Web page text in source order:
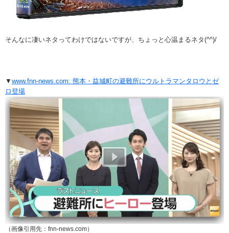
そんなに凄いネタってわけではないですが、ちょっと心温まるネタ(^^)/
▼ www.fnn-news.com: 熊本・益城町の避難所にウルトラマンタロウとゼ
ロ登場
（画像引用先：fnn-news.com）